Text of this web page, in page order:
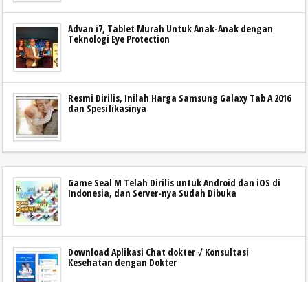
Advan i7, Tablet Murah Untuk Anak-Anak dengan
Teknologi Eye Protection
Resmi Dirilis, Inilah Harga Samsung Galaxy Tab A 2016
dan Spesifikasinya
Game Seal M Telah Dirilis untuk Android dan iOS di
Indonesia, dan Server-nya Sudah Dibuka
Download Aplikasi Chat dokter √ Konsultasi
Kesehatan dengan Dokter